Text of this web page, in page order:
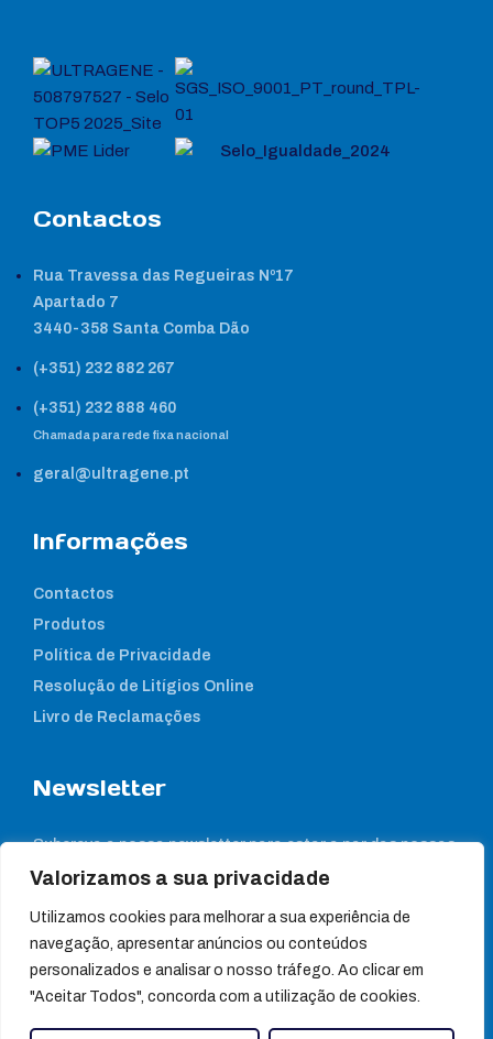
Valorizamos a sua privacidade
Utilizamos cookies para melhorar a sua experiência de
navegação, apresentar anúncios ou conteúdos
personalizados e analisar o nosso tráfego. Ao clicar em
"Aceitar Todos", concorda com a utilização de cookies.
Contactos
Rua Travessa das Regueiras Nº17
Apartado 7
3440-358 Santa Comba Dão
(+351) 232 882 267
(+351) 232 888 460
Chamada para rede fixa nacional
geral@ultragene.pt
Informações
Contactos
Produtos
Política de Privacidade
Resolução de Litígios Online
Livro de Reclamações
Newsletter
Subcreva a nossa newsletter para estar a par das nossas
notícias